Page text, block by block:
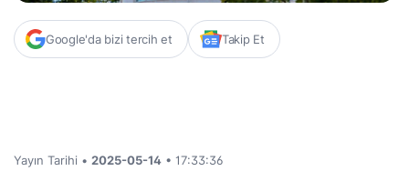
Google'da bizi tercih et Takip Et
Yayın Tarihi • 2025-05-14 • 17:33:36